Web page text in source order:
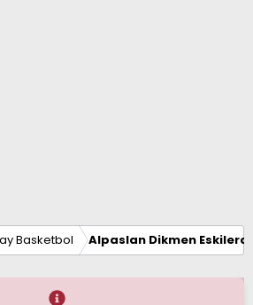
Basketbol Alpaslan Dikmen